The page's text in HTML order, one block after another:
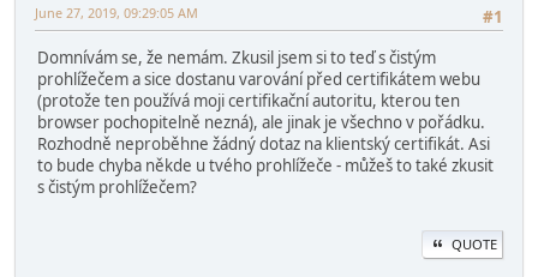
#1
June 27, 2019, 09:29:05 AM
Domnívám se, že nemám. Zkusil jsem si to teď s čistým
prohlížečem a sice dostanu varování před certifikátem webu
(protože ten používá moji certifikační autoritu, kterou ten
browser pochopitelně nezná), ale jinak je všechno v pořádku.
Rozhodně neproběhne žádný dotaz na klientský certifikát. Asi
to bude chyba někde u tvého prohlížeče - můžeš to také zkusit
s čistým prohlížečem?
QUOTE